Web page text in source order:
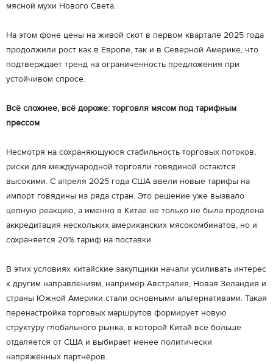
мясной мухи Нового Света.
На этом фоне цены на живой скот в первом квартале 2025 года
продолжили рост как в Европе, так и в Северной Америке, что
подтверждает тренд на ограниченность предложения при
устойчивом спросе.
Всё сложнее, всё дороже: торговля мясом под тарифным
прессом
Несмотря на сохраняющуюся стабильность торговых потоков,
риски для международной торговли говядиной остаются
высокими. С апреля 2025 года США ввели новые тарифы на
импорт говядины из ряда стран. Это решение уже вызвало
цепную реакцию, а именно в Китае не только не была продлена
аккредитация нескольких американских мясокомбинатов, но и
сохраняется 20% тариф на поставки.
В этих условиях китайские закупщики начали усиливать интерес
к другим направлениям, например Австралия, Новая Зеландия и
страны Южной Америки стали основными альтернативами. Такая
перенастройка торговых маршрутов формирует новую
структуру глобального рынка, в которой Китай всё больше
отдаляется от США и выбирает менее политически
напряжённых партнёров.